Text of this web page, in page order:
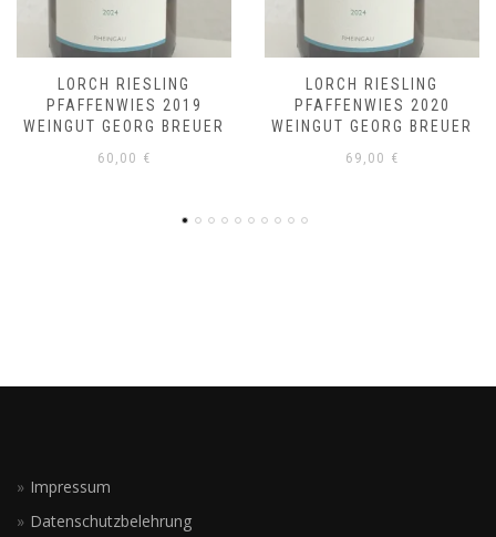
LORCH RIESLING
PFAFFENWIES 2020
WEINGUT GEORG BREUER
69,00
LORCH RIESLING
PFAFFENWIES 2021
WEINGUT GEORG BREUER
69,00
Impressum
Datenschutzbelehrung